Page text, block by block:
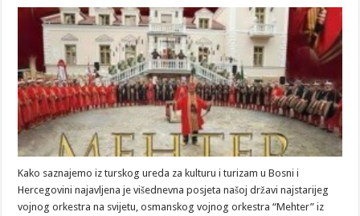
Kako saznajemo iz turskog ureda za kulturu i turizam u Bosni i
Hercegovini najavljena je višednevna posjeta našoj državi najstarijeg
vojnog orkestra na svijetu, osmanskog vojnog orkestra “Mehter” iz